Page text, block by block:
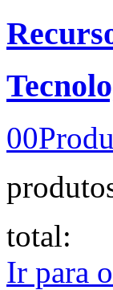
00
total:
Ir para